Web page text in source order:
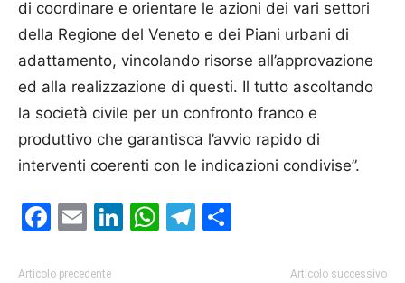
di coordinare e orientare le azioni dei vari settori
della Regione del Veneto e dei Piani urbani di
adattamento, vincolando risorse all’approvazione
ed alla realizzazione di questi. Il tutto ascoltando
la società civile per un confronto franco e
produttivo che garantisca l’avvio rapido di
interventi coerenti con le indicazioni condivise”.
Facebook
EmailLinkedIn
WhatsApp
Telegram
Articolo precedente Articolo successivo